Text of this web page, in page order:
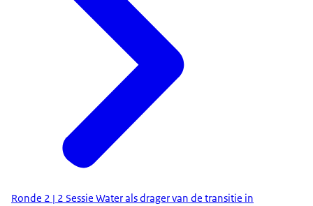
Ronde 2 | 2 Sessie Water als drager van de transitie in